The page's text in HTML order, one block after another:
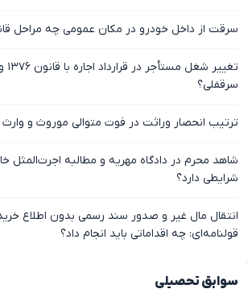
سرقت از داخل خودرو در مکان عمومی چه مراحل
سرقفلی؟
ترتیب انحصار وراثت در فوت متوالی موروث و
شاهد محرم در دادگاه مهریه و مطالبه اجرت‌المثل
شرایطی دارد؟
انتقال مال غیر و صدور سند رسمی بدون اطلاع
قولنامه‌ای: چه اقداماتی باید انجام داد؟
سوابق تحصیلی